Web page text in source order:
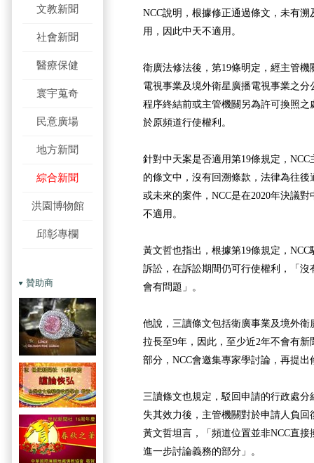
文教新聞
社會新聞
醫療保健
寰宇蒐奇
民意廣場
地方新聞
綜合新聞
洪園博物館
邱彰專欄
贊助商
NCC說明，根據修正通過條文，未有
用，因此中天不適用。
衛廣法修法後，第19條明定，經主管
電視事業及境外衛星廣播電視事業之
程序終結前或主管機關另為許可換照
於原頻道行使權利。
針對中天案是否適用第19條規定，
的條文中，沒有回溯條款，法律為往
或未來的案件，NCC是在2020年決議
不適用。
黃文哲也指出，根據第19條規定，
訴訟，在訴訟期間仍可行使權利，「
會有問題」。
他說，三讀條文包括衛廣事業及境外衛
拉長至9年，因此，至少近2年不會有
部分，NCC會邀集專家學討論，再提出
三讀條文也規定，駁回申請的行政處
失其效力後，主管機關對於申請人負
黃文哲坦言，「頻道位置並非NCC直
進一步討論義務的部分」。